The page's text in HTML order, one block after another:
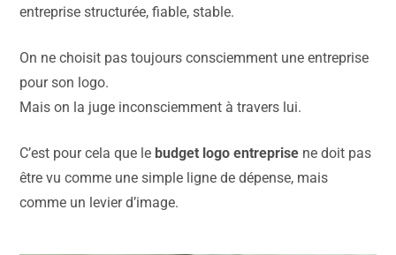
entreprise structurée, fiable, stable.
On ne choisit pas toujours consciemment une entreprise
pour son logo.
Mais on la juge inconsciemment à travers lui.
C’est pour cela que le budget logo entreprise ne doit pas
être vu comme une simple ligne de dépense, mais
comme un levier d’image.